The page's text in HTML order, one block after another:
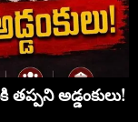
అడ్డంకులు!